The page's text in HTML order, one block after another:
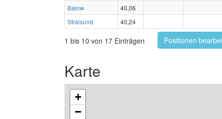
Balow
40,06
Stralsund
40,24
1 bis 10 von 17 Einträgen Positionen
Karte
+
−